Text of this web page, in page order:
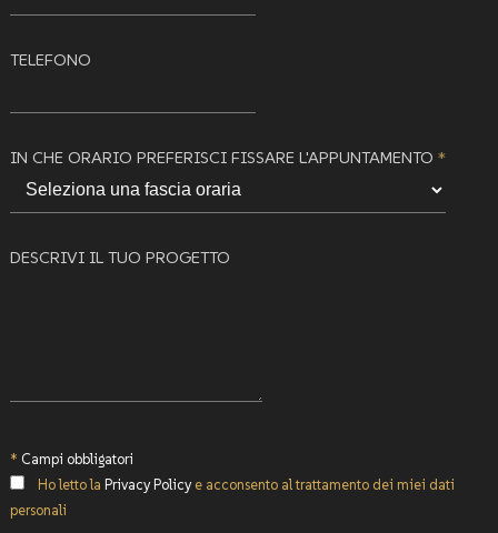
TELEFONO
IN CHE ORARIO PREFERISCI FISSARE L'APPUNTAMENTO *
DESCRIVI IL TUO PROGETTO
* Campi obbligatori
Ho letto la Privacy Policye acconsento al trattamento dei miei dati
personali